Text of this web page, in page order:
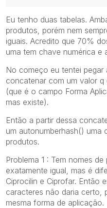
Eu tenho duas tabelas.
produtos, porém nem
iguais. Acredito que 70%
uma tem chave numérica e
No começo eu tentei pegar
concatenar com um valor
(que é o campo Forma
mas existe).
Então a partir dessa
um autonumberhash() uma
produtos.
Problema 1 : Tem nomes
exatamente igual, mas é
Ciprocilin e Ciprofar. Então
caracteres não daria certo,
mesma forma de aplicação.